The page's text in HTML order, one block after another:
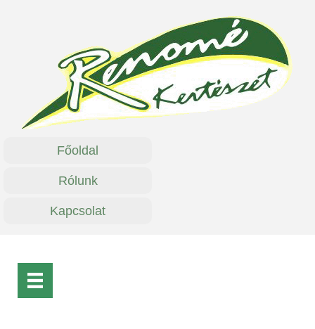
Főoldal
Rólunk
Kapcsolat